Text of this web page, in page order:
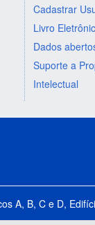
Cadastrar
Livro
Dados
Suporte a
Intelectual
A, B, C e D,